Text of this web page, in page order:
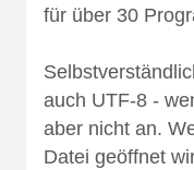
für über 30
auch UTF-8 -
aber nicht an.
Datei geöffnet